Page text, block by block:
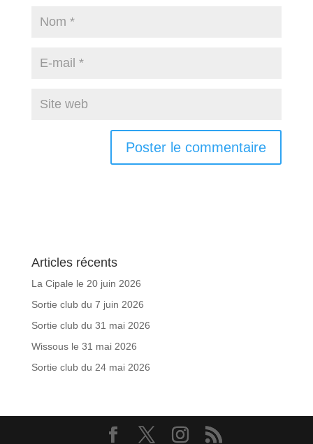
Articles récents
La Cipale le 20 juin 2026
Sortie club du 7 juin 2026
Sortie club du 31 mai 2026
Wissous le 31 mai 2026
Sortie club du 24 mai 2026